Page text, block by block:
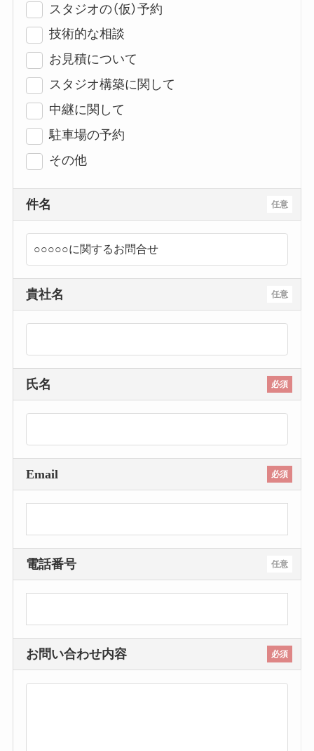
スタジオの（仮）予約
技術的な相談
お見積について
スタジオ構築に関して
中継に関して
駐車場の予約
その他
任意
件名
任意
貴社名
必須
氏名
必須
Email
任意
電話番号
必須
お問い合わせ内容